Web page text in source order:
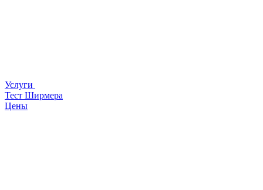
Услуги
Тест Ширмера
Цены